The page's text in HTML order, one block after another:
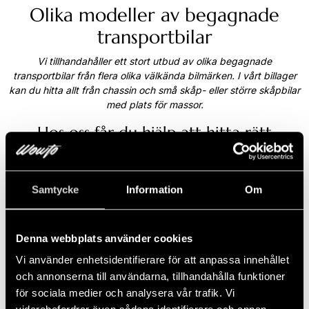
Samtycke Information Om
Denna webbplats använder cookies
Vi använder enhetsidentifierare för att anpassa innehållet
och annonserna till användarna, tillhandahålla funktioner
för sociala medier och analysera vår trafik. Vi
Olika modeller av begagnade
transportbilar
Vi tillhandahåller ett stort utbud av olika begagnade
transportbilar från flera olika välkända bilmärken. I vårt billager
kan du hitta allt från chassin och små skåp- eller större skåpbilar
med plats för massor.
Hos oss får du hjälp att hitta rätt
Att välja rätt transportbil kan för många upplevas som svårt.
Därför hjälpa våra kunniga transportbilssäljare dig hela vägen
beslut av transportbil. För att göra er företagsvardag så enkel
som möjligt kan vi även ordna med förmånlig finansiering,
försäkring och serviceavtal när du väljer att köpa eller leasa
begagnad transportbil av oss.
Kom in och provkör transportbil i vår bilhall i Stockholm eller